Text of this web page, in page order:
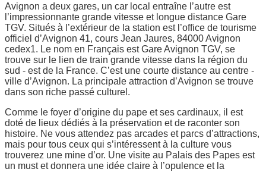
Avignon a deux gares, un car local entraîne l’autre est
l’impressionnante grande vitesse et longue distance Gare
TGV. Situés à l’extérieur de la station est l’office de tourisme
officiel d’Avignon 41, cours Jean Jaures, 84000 Avignon
cedex1. Le nom en Français est Gare Avignon TGV, se
trouve sur le lien de train grande vitesse dans la région du
sud - est de la France. C’est une courte distance au centre -
ville d’Avignon. La principale attraction d’Avignon se trouve
dans son riche passé culturel.
Comme le foyer d’origine du pape et ses cardinaux, il est
doté de lieux dédiés à la préservation et de raconter son
histoire. Ne vous attendez pas arcades et parcs d’attractions,
mais pour tous ceux qui s’intéressent à la culture vous
trouverez une mine d’or. Une visite au Palais des Papes est
un must et donnera une idée claire à l’opulence et la